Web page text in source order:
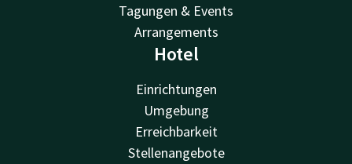
Tagungen & Events
Arrangements
Hotel
Einrichtungen
Umgebung
Erreichbarkeit
Stellenangebote